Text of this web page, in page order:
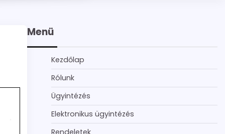
Menü
Kezdőlap
Rólunk
Ügyintézés
Elektronikus ügyintézés
Rendeletek